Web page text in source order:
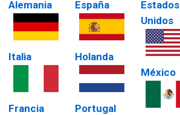
Alemania
Italia
Francia
España
Holanda
Portugal
Estados
Unidos
México